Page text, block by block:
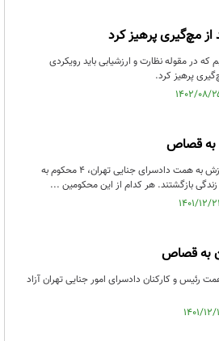
از مچ‌گیری پرهیز کرد
که در مقوله‌ نظارت و ارزشیابی باید رویکردی
پرهیز کرد.
به قصاص
در راستای ترویج فرهنگ صلح و سازش به همت دادسرای جنایی تهران، ۴ محکوم به
به قصاص
همت رئیس و کارکنان دادسرای امور جنایی تهران آزاد